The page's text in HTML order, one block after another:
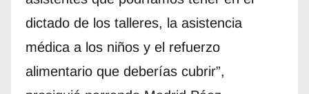
dictado de los talleres, la asistencia
médica a los niños y el refuerzo
alimentario que deberías cubrir”,